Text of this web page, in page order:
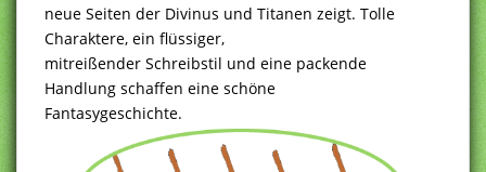
neue Seiten der Divinus und Titanen zeigt. Tolle
Charaktere, ein flüssiger,
mitreißender Schreibstil und eine packende
Handlung schaffen eine schöne
Fantasygeschichte.